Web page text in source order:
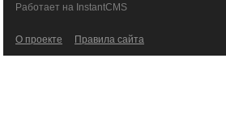
Работает на InstantCMS
О проекте Правила сайта